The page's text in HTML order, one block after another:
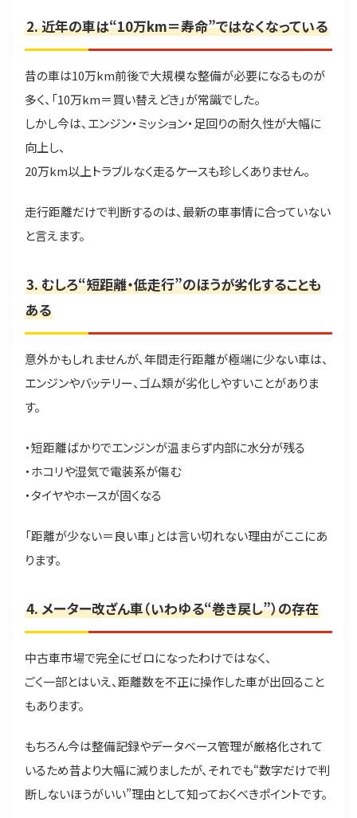
2. 近年の車は“10万km＝寿命”ではなくなっている
昔の車は10万km前後で大規模な整備が必要になるものが
多く、「10万km＝買い替えどき」が常識でした。
しかし今は、エンジン・ミッション・足回りの耐久性が大幅に
向上し、
20万km以上トラブルなく走るケースも珍しくありません。
走行距離だけで判断するのは、最新の車事情に合っていない
と言えます。
3. むしろ“短距離・低走行”のほうが劣化することも
ある
意外かもしれませんが、年間走行距離が極端に少ない車は、
エンジンやバッテリー、ゴム類が劣化しやすいことがありま
す。
・短距離ばかりでエンジンが温まらず内部に水分が残る
・ホコリや湿気で電装系が傷む
・タイヤやホースが固くなる
「距離が少ない＝良い車」とは言い切れない理由がここにあ
ります。
4. メーター改ざん車（いわゆる“巻き戻し”）の存在
中古車市場で完全にゼロになったわけではなく、
ごく一部とはいえ、距離数を不正に操作した車が出回ること
もあります。
もちろん今は整備記録やデータベース管理が厳格化されて
いるため昔より大幅に減りましたが、それでも“数字だけで判
断しないほうがいい”理由として知っておくべきポイントです。